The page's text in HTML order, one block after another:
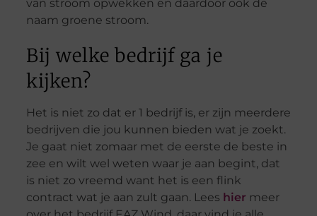
van stroom opwekken en daardoor ook de
naam groene stroom.
Bij welke bedrijf ga je
kijken?
Het is niet zo dat er 1 bedrijf is, er zijn meerdere
bedrijven die jou kunnen bieden wat je zoekt.
Je gaat niet zomaar met de eerste de beste in
zee en wilt wel weten waar je aan begint, dat
is niet zo vreemd want het is een flink
contract wat je aan zult gaan. Lees hier meer